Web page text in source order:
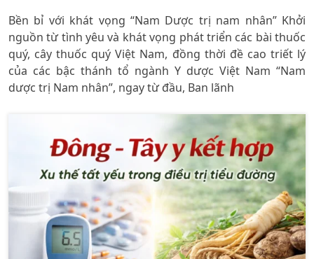
Bền bỉ với khát vọng “Nam Dược trị nam nhân” Khởi
nguồn từ tình yêu và khát vọng phát triển các bài thuốc
quý, cây thuốc quý Việt Nam, đồng thời đề cao triết lý
của các bậc thánh tổ ngành Y dược Việt Nam “Nam
dược trị Nam nhân”, ngay từ đầu, Ban lãnh